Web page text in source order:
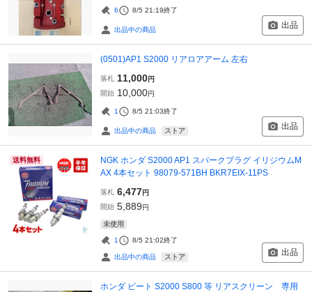
6 8/5 21:19終了
出品中の商品 出品
(0501)AP1 S2000 リアロアアーム 左右
落札 11,000円
開始 10,000円
1 8/5 21:03終了
出品中の商品 ストア 出品
送料無料
NGK ホンダ S2000 AP1 スパークプラグ イリジウムM
AX 4本セット 98079-571BH BKR7EIX-11PS
落札 6,477円
開始 5,889円
未使用
1 8/5 21:02終了
出品中の商品 ストア 出品
ホンダ ビート S2000 S800 等 リアスクリーン 専用